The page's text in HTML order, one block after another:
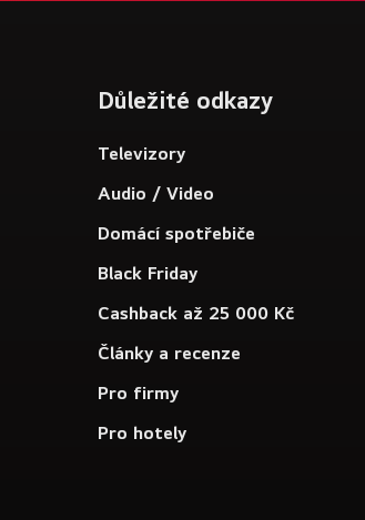
Důležité odkazy
Televizory
Audio / Video
Domácí spotřebiče
Black Friday
Cashback až 25 000 Kč
Články a recenze
Pro firmy
Pro hotely